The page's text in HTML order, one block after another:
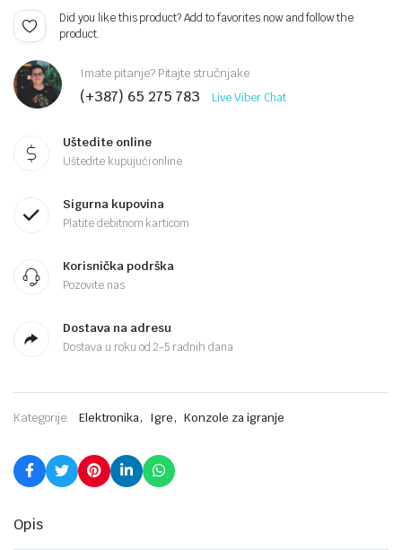
Did you like this product? Add to favorites now and follow the
product.
Imate pitanje? Pitajte stručnjake
(+387) 65 275 783 Live Viber Chat
Uštedite online
Uštedite kupujući online
Sigurna kupovina
Platite debitnom karticom
Korisnička podrška
Pozovite nas
Dostava na adresu
Dostava u roku od 2-5 radnih dana
Kategorije: Elektronika, Igre, Konzole za igranje
Opis